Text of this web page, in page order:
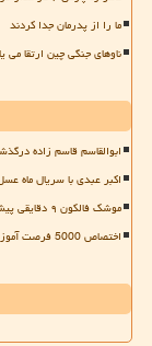
ما را از پدرمان جدا کردند
ناوهای جنگی چین ارتقا می
ابوالقاسم قاسم زاده
اکبر عبدی با سریال ماه
موشک فالکون ۹ دقایقی پیش با ماه برخورد کرد
اختصاص 5000 فرصت آموزشی در حوزه AI به کشورهای درحال توسعه